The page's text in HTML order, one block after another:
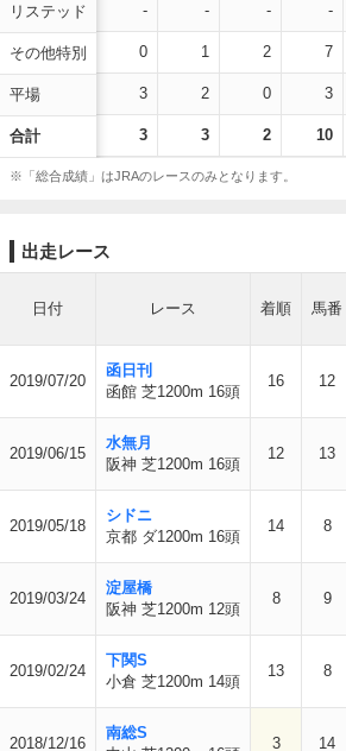
リステッド
その他特別
平場
合計
- - - -
0 1 2 7
3 2 0 3
3 3 2 10
※「総合成績」はJRAのレースのみとなります。
出走レース
日付 レース 着順 馬番
2019/07/20
函日刊
函館 芝1200m 16頭
16 12
2019/06/15
水無月
阪神 芝1200m 16頭
12 13
2019/05/18
シドニ
京都 ダ1200m 16頭
14 8
2019/03/24
淀屋橋
阪神 芝1200m 12頭
8 9
2019/02/24
下関S
小倉 芝1200m 14頭
13 8
2018/12/16
南総S
3 14